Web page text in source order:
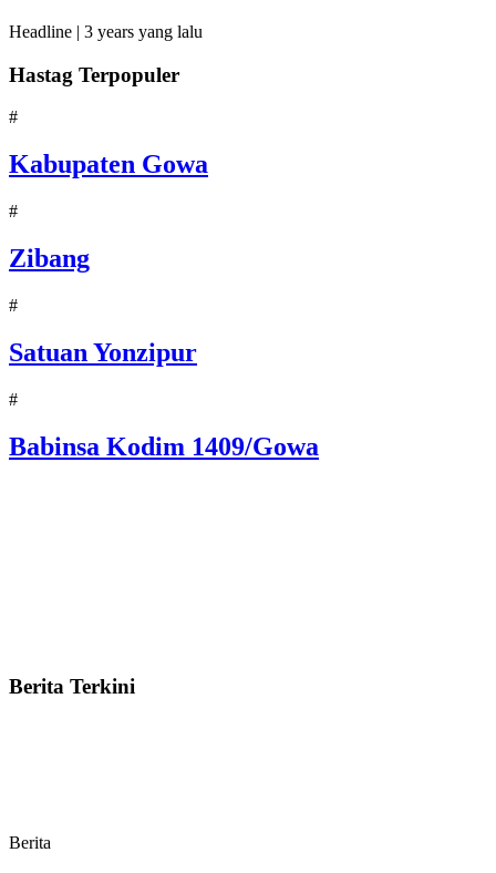
Headline | 3 years yang lalu
Hastag Terpopuler
#
Kabupaten Gowa
#
Zibang
#
Satuan Yonzipur
#
Babinsa Kodim 1409/Gowa
Berita Terkini
Berita